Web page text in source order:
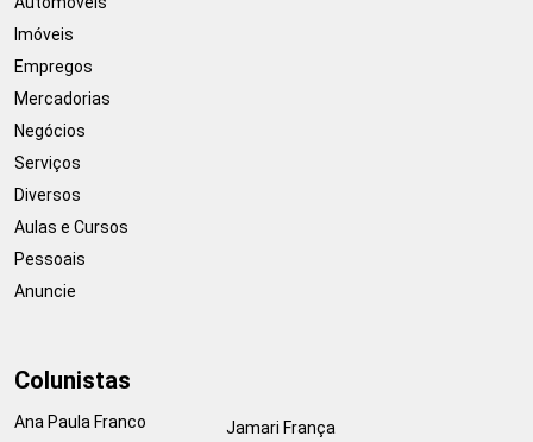
Imóveis
Empregos
Mercadorias
Negócios
Serviços
Diversos
Aulas e Cursos
Pessoais
Anuncie
Colunistas
Ana Paula Franco
Jamari França